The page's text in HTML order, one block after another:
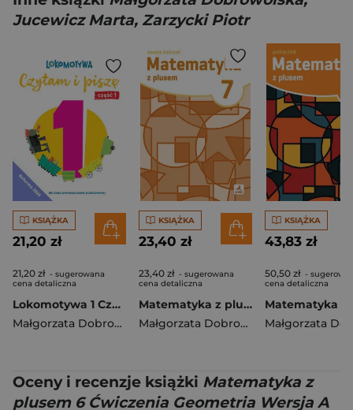
Jucewicz Marta, Zarzycki Piotr
KSIĄŻKA
21,20 zł
21,20 zł - sugerowana
cena detaliczna
Lokomotywa 1 Czytam i piszę Ćwiczenia cz 1 EDYCJA 2026
Małgorzata Dobrowolska
,Barbara Szczawińska,
KSIĄŻKA
23,40 zł
23,40 zł - sugerowana
cena detaliczna
Matematyka z plusem ćwiczenia dla klasy 7 szkoła podstawowa EDYCJA 2026
Małgorzata Dobrowolska
KSIĄŻKA
43,83 zł
50,50 zł -
cena detaliczna
Oceny i recenzje książki Matematyka z
plusem 6 Ćwiczenia Geometria Wersja A